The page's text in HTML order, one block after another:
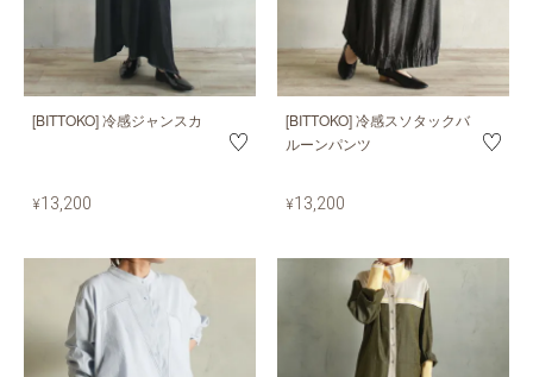
[BITTOKO] 冷感ジャンスカ
¥13,200
[BITTOKO] 冷感スソタックバ
ルーンパンツ
¥13,200